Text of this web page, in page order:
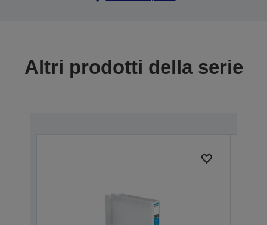
Altri prodotti della serie